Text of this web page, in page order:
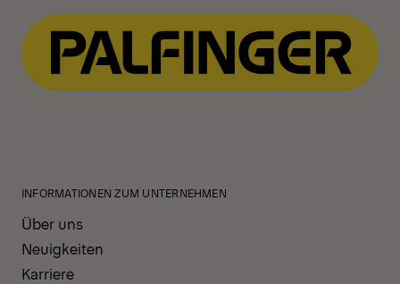
INFORMATIONEN ZUM UNTERNEHMEN
Über uns
Neuigkeiten
Karriere